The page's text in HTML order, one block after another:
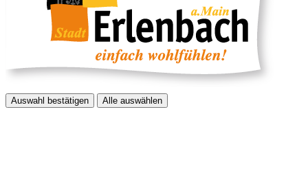
Auswahl bestätigen Alle auswählen